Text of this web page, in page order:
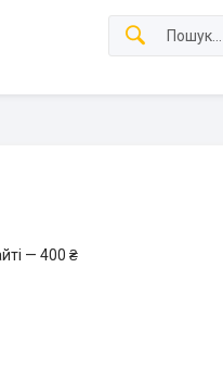
— 400 ₴